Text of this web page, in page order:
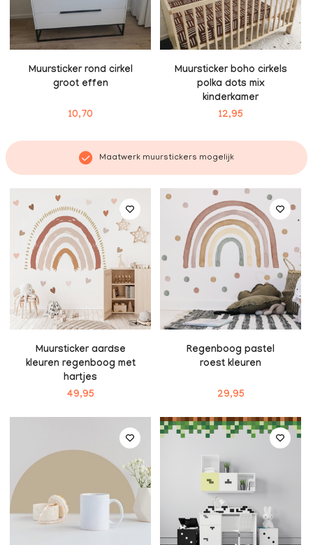
Muursticker rond cirkel
groot effen
10,70
Muursticker boho cirkels
polka dots mix
kinderkamer
12,95
Muursticker aardse
kleuren regenboog met
hartjes
49,95
Regenboog pastel
roest kleuren
29,95
Maatwerk muurstickers mogelijk